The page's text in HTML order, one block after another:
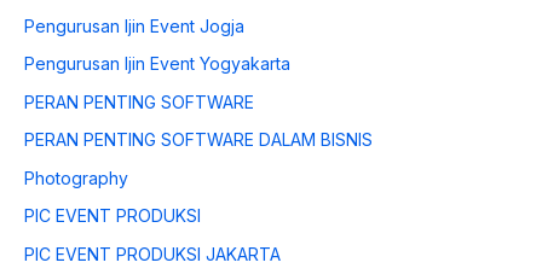
Pengurusan Ijin Event Jogja
Pengurusan Ijin Event Yogyakarta
PERAN PENTING SOFTWARE
PERAN PENTING SOFTWARE DALAM BISNIS
Photography
PIC EVENT PRODUKSI
PIC EVENT PRODUKSI JAKARTA